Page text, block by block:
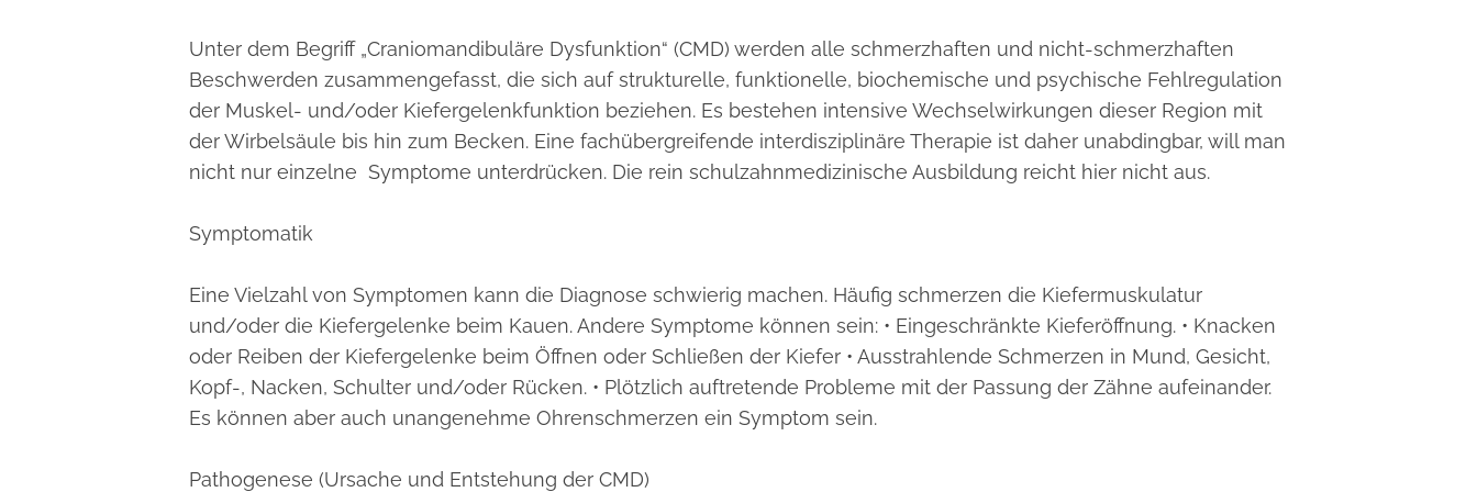
Unter dem Begriff „Craniomandibuläre Dysfunktion“ (CMD) werden alle schmerzhaften und nicht-schmerzhaften
Beschwerden zusammengefasst, die sich auf strukturelle, funktionelle, biochemische und psychische Fehlregulation
der Muskel- und/oder Kiefergelenkfunktion beziehen. Es bestehen intensive Wechselwirkungen dieser Region mit
der Wirbelsäule bis hin zum Becken. Eine fachübergreifende interdisziplinäre Therapie ist daher unabdingbar, will man
nicht nur einzelne Symptome unterdrücken. Die rein schulzahnmedizinische Ausbildung reicht hier nicht aus.
Symptomatik
Eine Vielzahl von Symptomen kann die Diagnose schwierig machen. Häufig schmerzen die Kiefermuskulatur
und/oder die Kiefergelenke beim Kauen. Andere Symptome können sein: • Eingeschränkte Kieferöffnung. • Knacken
oder Reiben der Kiefergelenke beim Öffnen oder Schließen der Kiefer • Ausstrahlende Schmerzen in Mund, Gesicht,
Kopf-, Nacken, Schulter und/oder Rücken. • Plötzlich auftretende Probleme mit der Passung der Zähne aufeinander.
Es können aber auch unangenehme Ohrenschmerzen ein Symptom sein.
Pathogenese (Ursache und Entstehung der CMD)